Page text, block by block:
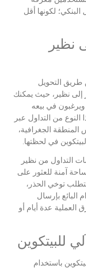
لكونها أقل
نظير
طريق التحويل
إلى نظير، حيث يمكنك
في بيعه
من التداول عبر
المنطقة الجغرافية،
في لحظتها.
التداول من نظير
آمنة للعثور على
توخي الحذر،
البائع بإرسال
العملية عدة أيام أو
باستخدام